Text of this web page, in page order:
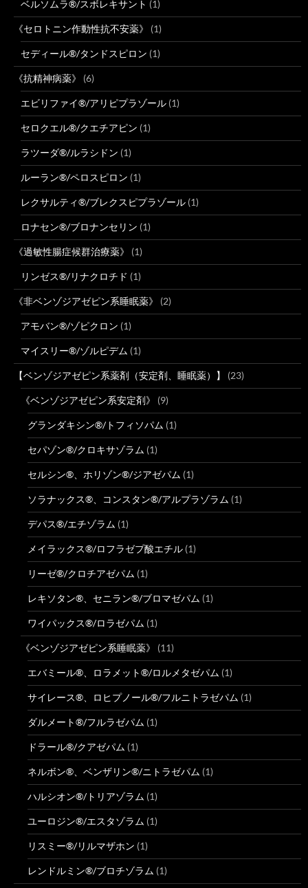
ベルソムラ®/スボレキサント (1)
《セロトニン作動性抗不安薬》 (1)
セディール®/タンドスピロン (1)
《抗精神病薬》 (6)
エビリファイ®/アリピプラゾール (1)
セロクエル®/クエチアピン (1)
ラツーダ®/ルラシドン (1)
ルーラン®/ペロスピロン (1)
レクサルティ®/ブレクスピプラゾール (1)
ロナセン®/ブロナンセリン (1)
《過敏性腸症候群治療薬》 (1)
リンゼス®/リナクロチド (1)
《非ベンゾジアゼピン系睡眠薬》 (2)
アモバン®/ゾピクロン (1)
マイスリー®/ゾルピデム (1)
【ベンゾジアゼピン系薬剤（安定剤、睡眠薬）】 (23)
《ベンゾジアゼピン系安定剤》 (9)
グランダキシン®/トフィソパム (1)
セパゾン®/クロキサゾラム (1)
セルシン®、ホリゾン®/ジアゼパム (1)
ソラナックス®、コンスタン®/アルプラゾラム (1)
デパス®/エチゾラム (1)
メイラックス®/ロフラゼプ酸エチル (1)
リーゼ®/クロチアゼパム (1)
レキソタン®、セニラン®/ブロマゼパム (1)
ワイパックス®/ロラゼパム (1)
《ベンゾジアゼピン系睡眠薬》 (11)
エバミール®、ロラメット®/ロルメタゼパム (1)
サイレース®、ロヒプノール®/フルニトラゼパム (1)
ダルメート®/フルラゼパム (1)
ドラール®/クアゼパム (1)
ネルボン®、ベンザリン®/ニトラゼパム (1)
ハルシオン®/トリアゾラム (1)
ユーロジン®/エスタゾラム (1)
リスミー®/リルマザホン (1)
レンドルミン®/ブロチゾラム (1)